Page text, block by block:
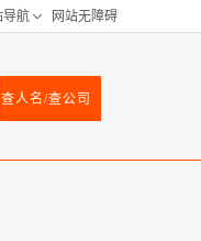
查人名/查公司